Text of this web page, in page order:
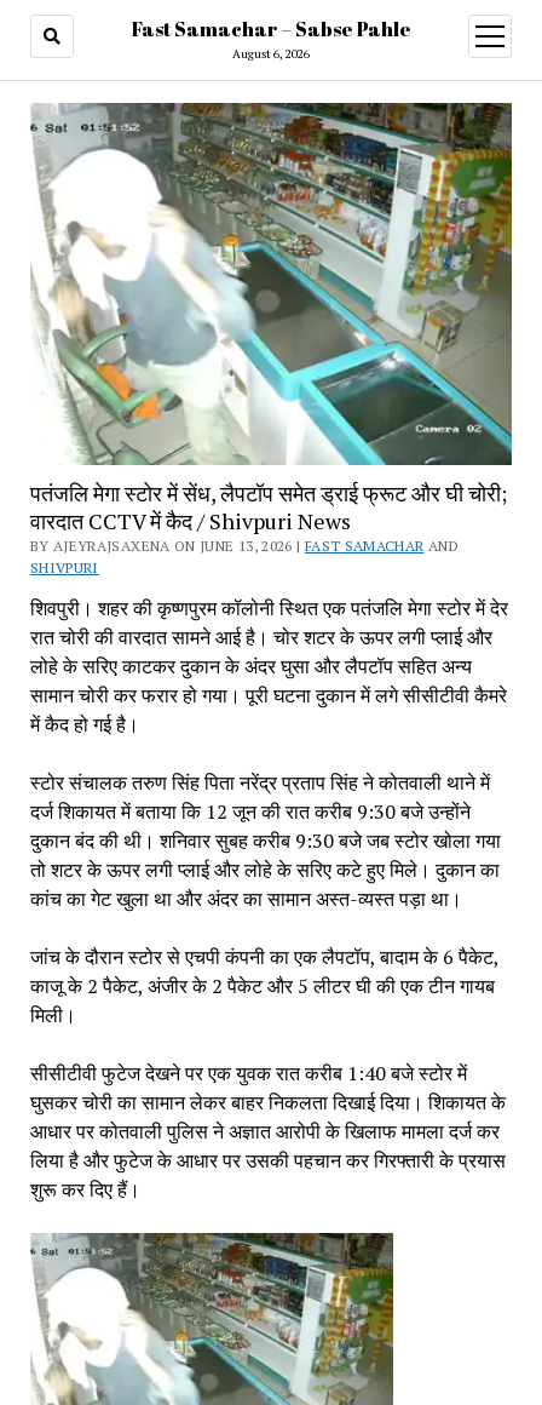
Fast Samachar – Sabse Pahle
August 6, 2026
open
menu
पतंजलि मेगा स्टोर में सेंध, लैपटॉप समेत ड्राई फ्रूट और घी चोरी;
वारदात CCTV में कैद / Shivpuri News
BY AJEYRAJSAXENA ON JUNE 13, 2026 | FAST SAMACHAR AND
SHIVPURI
शिवपुरी। शहर की कृष्णपुरम कॉलोनी स्थित एक पतंजलि मेगा स्टोर में देर
रात चोरी की वारदात सामने आई है। चोर शटर के ऊपर लगी प्लाई और
लोहे के सरिए काटकर दुकान के अंदर घुसा और लैपटॉप सहित अन्य
सामान चोरी कर फरार हो गया। पूरी घटना दुकान में लगे सीसीटीवी कैमरे
में कैद हो गई है।
स्टोर संचालक तरुण सिंह पिता नरेंद्र प्रताप सिंह ने कोतवाली थाने में
दर्ज शिकायत में बताया कि 12 जून की रात करीब 9:30 बजे उन्होंने
दुकान बंद की थी। शनिवार सुबह करीब 9:30 बजे जब स्टोर खोला गया
तो शटर के ऊपर लगी प्लाई और लोहे के सरिए कटे हुए मिले। दुकान का
कांच का गेट खुला था और अंदर का सामान अस्त-व्यस्त पड़ा था।
जांच के दौरान स्टोर से एचपी कंपनी का एक लैपटॉप, बादाम के 6 पैकेट,
काजू के 2 पैकेट, अंजीर के 2 पैकेट और 5 लीटर घी की एक टीन गायब
मिली।
सीसीटीवी फुटेज देखने पर एक युवक रात करीब 1:40 बजे स्टोर में
घुसकर चोरी का सामान लेकर बाहर निकलता दिखाई दिया। शिकायत के
आधार पर कोतवाली पुलिस ने अज्ञात आरोपी के खिलाफ मामला दर्ज कर
लिया है और फुटेज के आधार पर उसकी पहचान कर गिरफ्तारी के प्रयास
शुरू कर दिए हैं।